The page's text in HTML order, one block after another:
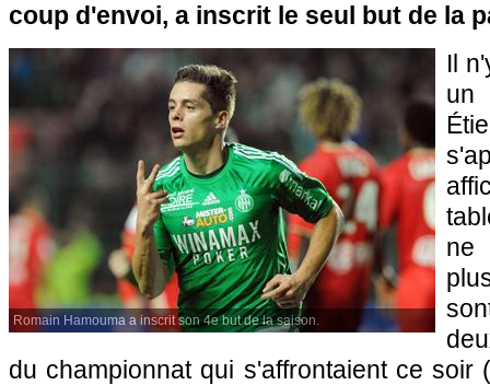
coup d'envoi, a inscrit le seul but de la
Romain Hamouma a inscrit son 4e but de la saison.
Il
un
ne
du championnat qui s'affrontaient ce soir